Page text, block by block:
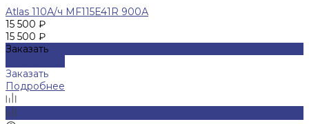
Atlas 110А/ч MF115E41R 900А
15 500 ₽
15 500 ₽
Заказать
Заказать
Подробнее